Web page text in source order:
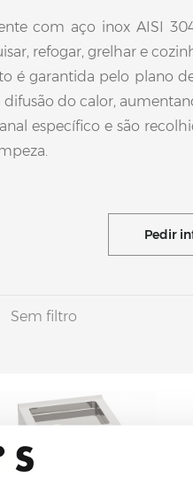
com aço inox AISI
refogar, grelhar e
garantida pelo plano
do calor,
específico e são
Pedir
Sem filtro